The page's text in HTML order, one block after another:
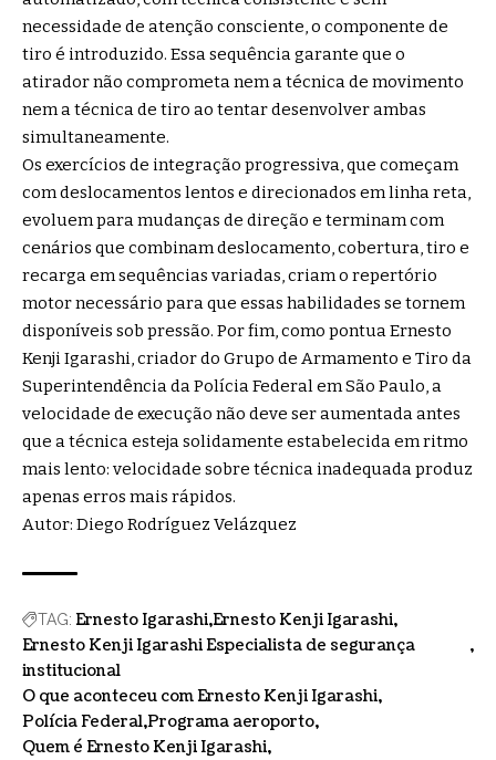
necessidade de atenção consciente, o componente de
tiro é introduzido. Essa sequência garante que o
atirador não comprometa nem a técnica de movimento
nem a técnica de tiro ao tentar desenvolver ambas
simultaneamente.
Os exercícios de integração progressiva, que começam
com deslocamentos lentos e direcionados em linha reta,
evoluem para mudanças de direção e terminam com
cenários que combinam deslocamento, cobertura, tiro e
recarga em sequências variadas, criam o repertório
motor necessário para que essas habilidades se tornem
disponíveis sob pressão. Por fim, como pontua Ernesto
Kenji Igarashi, criador do Grupo de Armamento e Tiro da
Superintendência da Polícia Federal em São Paulo, a
velocidade de execução não deve ser aumentada antes
que a técnica esteja solidamente estabelecida em ritmo
mais lento: velocidade sobre técnica inadequada produz
apenas erros mais rápidos.
Autor: Diego Rodríguez Velázquez
TAG: Ernesto Igarashi Ernesto Kenji Igarashi
Ernesto Kenji Igarashi Especialista de segurança
institucional
O que aconteceu com Ernesto Kenji Igarashi
Polícia Federal Programa aeroporto
Quem é Ernesto Kenji Igarashi